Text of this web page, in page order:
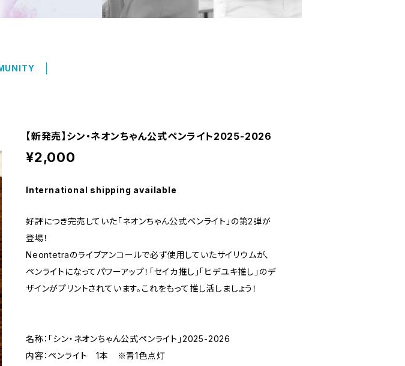
【新発売】シン・ネオンちゃん公式ペンライト2025-2026
¥2,000
International shipping available
好評につき完売していた「ネオンちゃん公式ペンライト」の第2弾が
登場！
Neontetraのライブアンコールで必ず使用していたサイリウムが、
ペンライトになってパワーアップ！「セイカ推し」「ヒデユキ推し」のデ
ザインがプリントされています。これをもって推し活しましょう！
名称：「シン・ネオンちゃん公式ペンライト」2025-2026
内容：ペンライト 1本 ※青1色点灯